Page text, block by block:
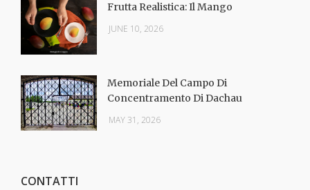
Frutta Realistica: Il Mango
JUNE 10, 2026
Memoriale Del Campo Di
Concentramento Di Dachau
MAY 31, 2026
CONTATTI